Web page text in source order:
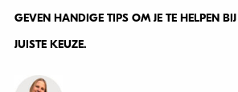
GEVEN HANDIGE TIPS OM JE TE HELPEN
JUISTE KEUZE.